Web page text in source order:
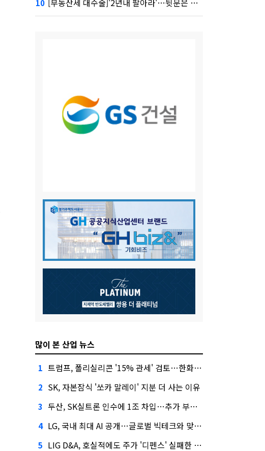
10 [부동산세 대수술]'2년내 팔아라'…뒷문은 열었다
많이 본 산업 뉴스
1 트럼프, 폴리실리콘 '15% 관세' 검토…한화큐셀·OCI 영향은?
2 SK, 자본잠식 '쏘카 말레이' 지분 더 사는 이유
3 두산, SK실트론 인수에 1조 차입…추가 부담은?
4 LG, 국내 최대 AI 공개…글로벌 빅테크와 맞붙는다
5 LIG D&A, 호실적에도 주가 '디펜스' 실패한 이유